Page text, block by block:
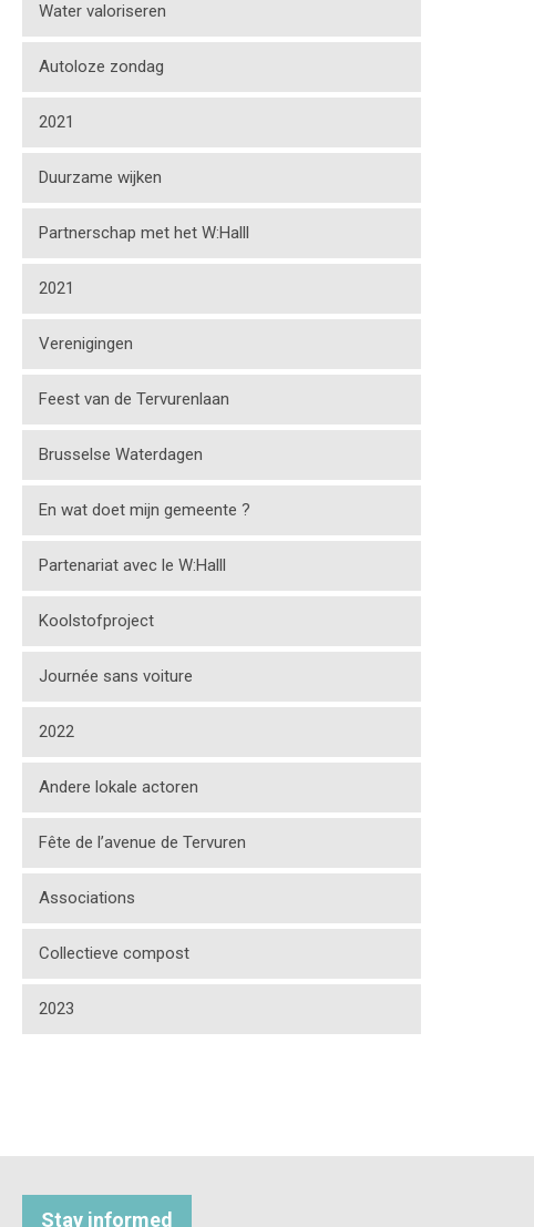
Water valoriseren
Autoloze zondag
2021
Duurzame wijken
Partnerschap met het W:Halll
2021
Verenigingen
Feest van de Tervurenlaan
Brusselse Waterdagen
En wat doet mijn gemeente ?
Partenariat avec le W:Halll
Koolstofproject
Journée sans voiture
2022
Andere lokale actoren
Fête de l’avenue de Tervuren
Associations
Collectieve compost
2023
Stay informed